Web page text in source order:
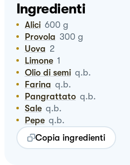
Ingredienti
Alici 600 g
Provola 300 g
Uova 2
Limone 1
Olio di semi q.b.
Farina q.b.
Pangrattato q.b.
Sale q.b.
Pepe q.b.
Copia ingredienti